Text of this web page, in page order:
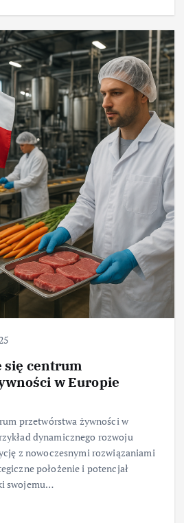
się centrum
w Europie
przetwórstwa żywności w
dynamicznego rozwoju
z nowoczesnymi rozwiązaniami
położenie i potencjał
swojemu…